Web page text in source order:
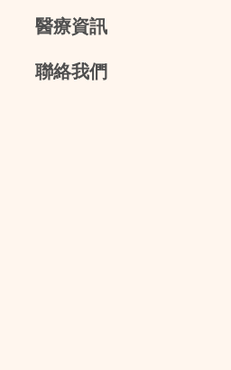
醫療資訊
聯絡我們